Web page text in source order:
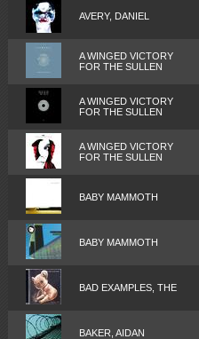
AVERY, DANIEL
A WINGED VICTORY
FOR THE SULLEN
A WINGED VICTORY
FOR THE SULLEN
A WINGED VICTORY
FOR THE SULLEN
BABY MAMMOTH
BABY MAMMOTH
BAD EXAMPLES, THE
BAKER, AIDAN